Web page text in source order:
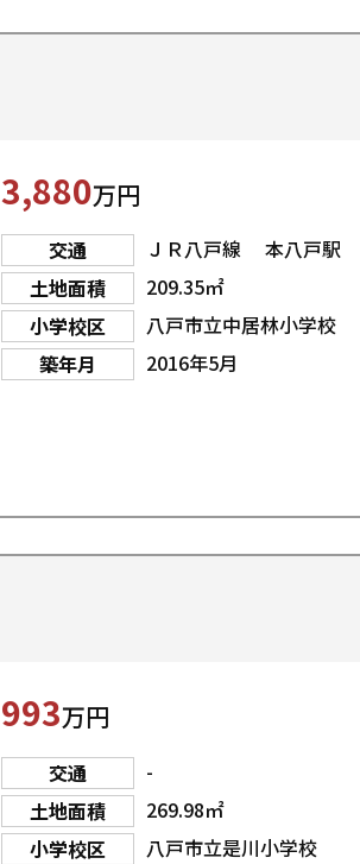
3,880万円
交通 ＪＲ八戸線 本八戸駅
土地面積
209.35㎡
小学校区
八戸市立中居林小学校
築年月
2016年5月
993万円
交通 -
土地面積
269.98㎡
小学校区
八戸市立是川小学校